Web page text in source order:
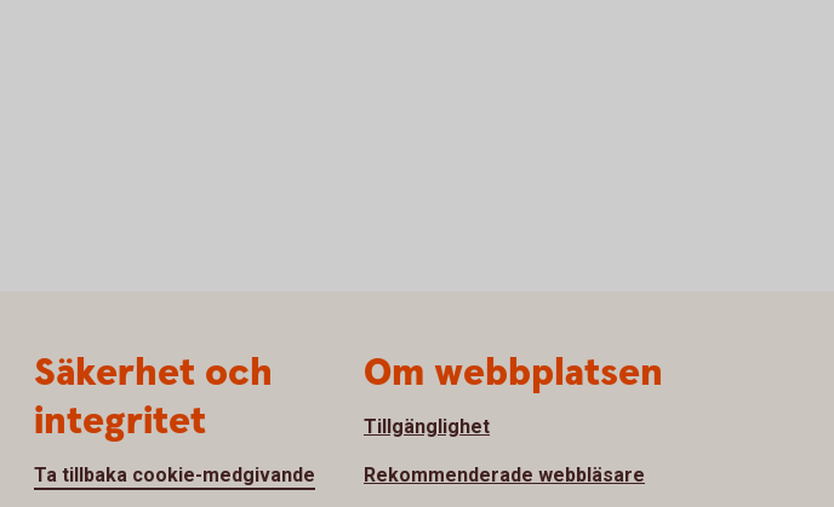
Säkerhet och
integritet
Ta tillbaka cookie-medgivande
Om webbplatsen
Tillgänglighet
Rekommenderade webbläsare